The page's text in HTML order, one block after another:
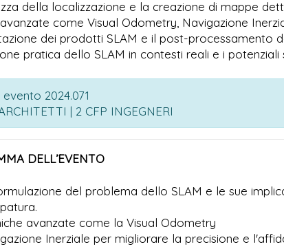
della localizzazione e la creazione di mappe
come Visual Odometry, Navigazione
dei prodotti SLAM e il post-processamento
pratica dello SLAM in contesti reali e i
2024.071
| 2 CFP INGEGNERI
DELL’EVENTO
del problema dello SLAM e le sue
avanzate come la Visual Odometry
Inerziale per migliorare la precisione e